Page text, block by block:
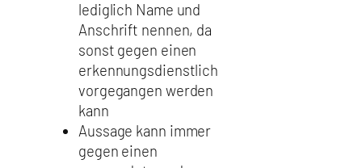
lediglich Name und
Anschrift nennen, da
sonst gegen einen
erkennungsdienstlich
vorgegangen werden
kann
Aussage kann immer
gegen einen